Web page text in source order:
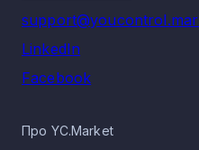
LinkedIn
Facebook
Про YC.Market